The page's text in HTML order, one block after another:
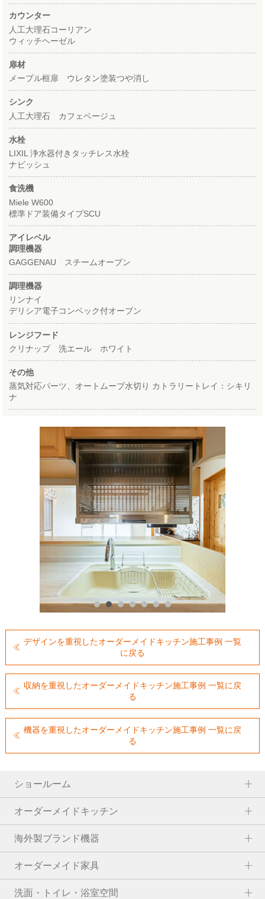
カウンター
人工大理石コーリアン
ウィッチヘーゼル
扉材
メープル框扉 ウレタン塗装つや消し
シンク
人工大理石 カフェベージュ
水栓
LIXIL 浄水器付きタッチレス水栓
ナビッシュ
食洗機
Miele W600
標準ドア装備タイプSCU
アイレベル
調理機器
GAGGENAU スチームオーブン
調理機器
リンナイ
デリシア電子コンベック付オーブン
レンジフード
クリナップ 洗エール ホワイト
その他
蒸気対応パーツ、オートムーブ水切り カトラリートレイ：シキリ
ナ
デザインを重視したオーダーメイドキッチン施工事例 一覧
に戻る
収納を重視したオーダーメイドキッチン施工事例 一覧に戻
る
機器を重視したオーダーメイドキッチン施工事例 一覧に戻
る
ショールーム
オーダーメイドキッチン
海外製ブランド機器
オーダーメイド家具
洗面・トイレ・浴室空間